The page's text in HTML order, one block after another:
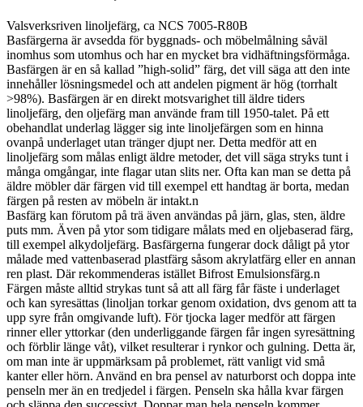
Valsverksriven linoljefärg, ca NCS 7005-R80B
Basfärgerna är avsedda för byggnads- och möbelmålning såväl
inomhus som utomhus och har en mycket bra vidhäftningsförmåga.
Basfärgen är en så kallad ”high-solid” färg, det vill säga att den inte
innehåller lösningsmedel och att andelen pigment är hög (torrhalt
>98%). Basfärgen är en direkt motsvarighet till äldre tiders
linoljefärg, den oljefärg man använde fram till 1950-talet. På ett
obehandlat underlag lägger sig inte linoljefärgen som en hinna
ovanpå underlaget utan tränger djupt ner. Detta medför att en
linoljefärg som målas enligt äldre metoder, det vill säga stryks tunt i
många omgångar, inte flagar utan slits ner. Ofta kan man se detta på
äldre möbler där färgen vid till exempel ett handtag är borta, medan
färgen på resten av möbeln är intakt.n
Basfärg kan förutom på trä även användas på järn, glas, sten, äldre
puts mm. Även på ytor som tidigare målats med en oljebaserad färg,
till exempel alkydoljefärg. Basfärgerna fungerar dock dåligt på ytor
målade med vattenbaserad plastfärg såsom akrylatfärg eller en annan
ren plast. Där rekommenderas istället Bifrost Emulsionsfärg.n
Färgen måste alltid strykas tunt så att all färg får fäste i underlaget
och kan syresättas (linoljan torkar genom oxidation, dvs genom att ta
upp syre från omgivande luft). För tjocka lager medför att färgen
rinner eller yttorkar (den underliggande färgen får ingen syresättning
och förblir länge våt), vilket resulterar i rynkor och gulning. Detta är,
om man inte är uppmärksam på problemet, rätt vanligt vid små
kanter eller hörn. Använd en bra pensel av naturborst och doppa inte
penseln mer än en tredjedel i färgen. Penseln ska hålla kvar färgen